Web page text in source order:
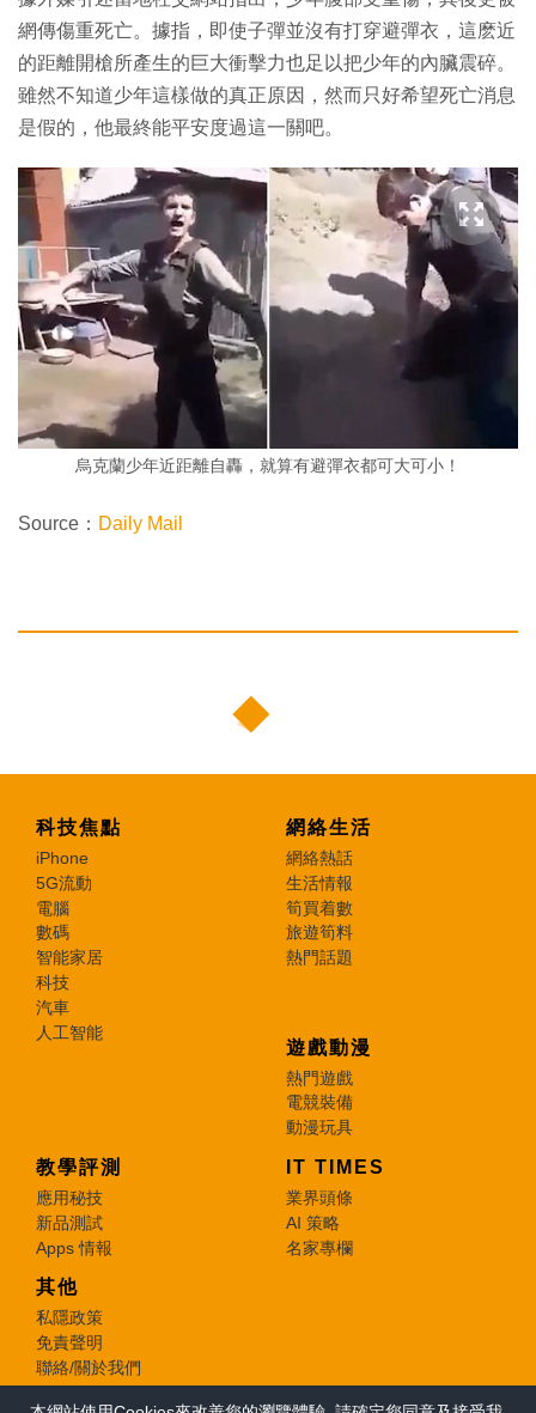
網傳傷重死亡。據指，即使子彈並沒有打穿避彈衣，這麽近
的距離開槍所產生的巨大衝擊力也足以把少年的內臟震碎。
雖然不知道少年這樣做的真正原因，然而只好希望死亡消息
是假的，他最終能平安度過這一關吧。
烏克蘭少年近距離自轟，就算有避彈衣都可大可小！
Source： Daily Mail
科技焦點
iPhone
5G流動
電腦
數碼
智能家居
科技
汽車
人工智能
網絡生活
網絡熱話
生活情報
筍買着數
旅遊筍料
熱門話題
遊戲動漫
熱門遊戲
電競裝備
動漫玩具
教學評測
應用秘技
新品測試
Apps 情報
IT TIMES
業界頭條
AI 策略
名家專欄
其他
私隱政策
免責聲明
聯絡/關於我們